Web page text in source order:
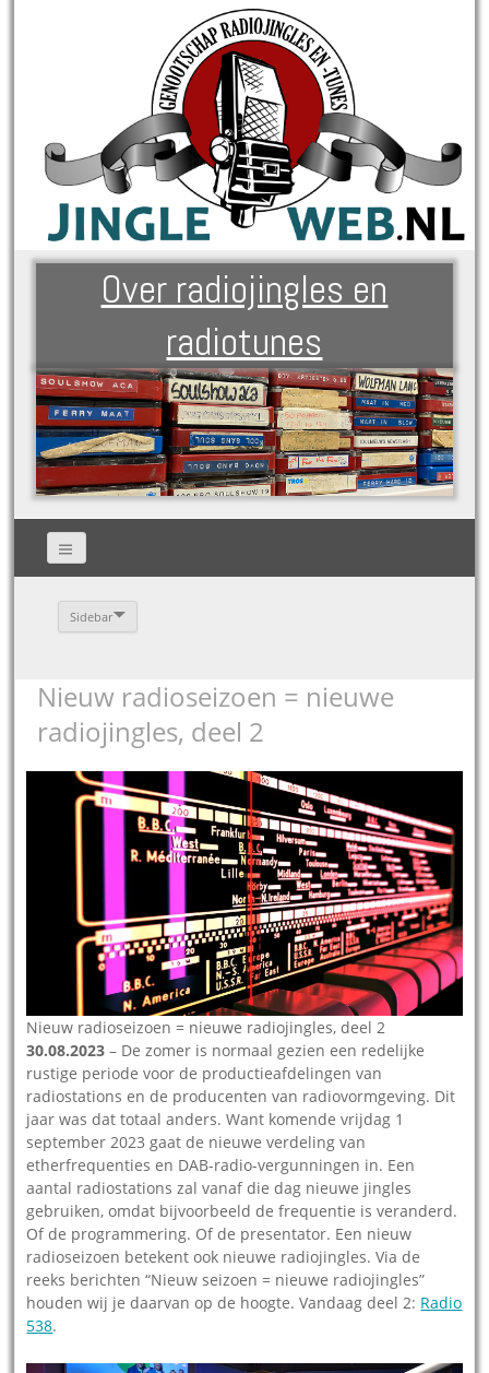
Over radiojingles en
radiotunes
Sidebar
Nieuw radioseizoen = nieuwe
radiojingles, deel 2
Nieuw radioseizoen = nieuwe radiojingles, deel 2
30.08.2023 – De zomer is normaal gezien een redelijke
rustige periode voor de productieafdelingen van
radiostations en de producenten van radiovormgeving. Dit
jaar was dat totaal anders. Want komende vrijdag 1
september 2023 gaat de nieuwe verdeling van
etherfrequenties en DAB-radio-vergunningen in. Een
aantal radiostations zal vanaf die dag nieuwe jingles
gebruiken, omdat bijvoorbeeld de frequentie is veranderd.
Of de programmering. Of de presentator. Een nieuw
radioseizoen betekent ook nieuwe radiojingles. Via de
reeks berichten “Nieuw seizoen = nieuwe radiojingles”
houden wij je daarvan op de hoogte. Vandaag deel 2: Radio
538.